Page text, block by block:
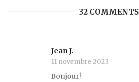
32 COMMENTS
Jean J.
11 novembre 2023
Bonjour!